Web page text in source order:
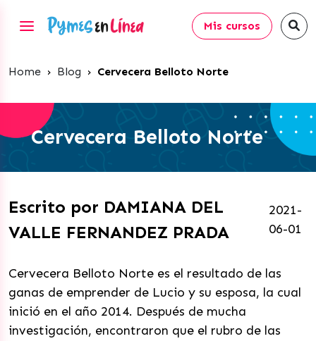
Mis cursos
Home › Blog › Cervecera Belloto Norte
Cervecera Belloto Norte
Escrito por DAMIANA DEL
VALLE FERNANDEZ PRADA
2021-
06-01
Cervecera Belloto Norte es el resultado de las
ganas de emprender de Lucio y su esposa, la cual
inició en el año 2014. Después de mucha
investigación, encontraron que el rubro de las